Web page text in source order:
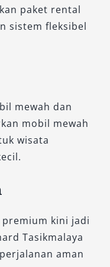
keheningan
Alphard yang
Cocok
ramah
gaya dan
Tasikmalaya
sediakan
perjalanan
siap
dalam
paket rental
sistem fleksibel
mewah dan
mobil mewah
wisata
premium kini jadi
Tasikmalaya
aman